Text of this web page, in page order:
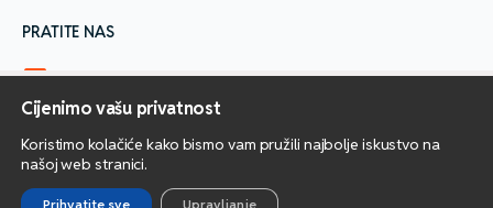
PRATITE NAS
Facebook
Instagram
© 2026. Sva prava pridržana.
Cijenimo vašu privatnost
Koristimo kolačiće kako bismo vam pružili najbolje iskustvo na
našoj web stranici.
Prihvatite sve Upravljanje